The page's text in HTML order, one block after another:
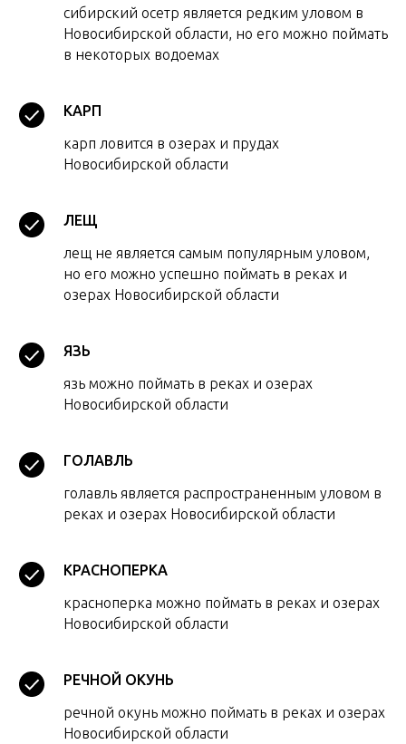
сибирский осетр является редким уловом в
Новосибирской области, но его можно поймать
в некоторых водоемах
КАРП
карп ловится в озерах и прудах
Новосибирской области
ЛЕЩ
лещ не является самым популярным уловом,
но его можно успешно поймать в реках и
озерах Новосибирской области
ЯЗЬ
язь можно поймать в реках и озерах
Новосибирской области
ГОЛАВЛЬ
голавль является распространенным уловом в
реках и озерах Новосибирской области
КРАСНОПЕРКА
красноперка можно поймать в реках и озерах
Новосибирской области
РЕЧНОЙ ОКУНЬ
речной окунь можно поймать в реках и озерах
Новосибирской области